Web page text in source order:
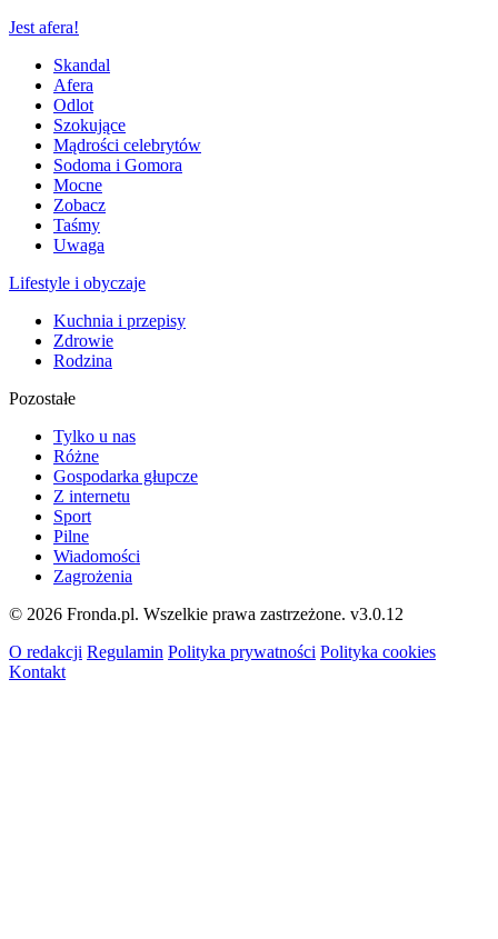
Jest afera!
Skandal
Afera
Odlot
Szokujące
Mądrości celebrytów
Sodoma i Gomora
Mocne
Zobacz
Taśmy
Uwaga
Lifestyle i obyczaje
Kuchnia i przepisy
Zdrowie
Rodzina
Pozostałe
Tylko u nas
Różne
Gospodarka głupcze
Z internetu
Sport
Pilne
Wiadomości
Zagrożenia
© 2026 Fronda.pl. Wszelkie prawa zastrzeżone. v3.0.12
O redakcji Regulamin Polityka prywatności Polityka cookies
Kontakt